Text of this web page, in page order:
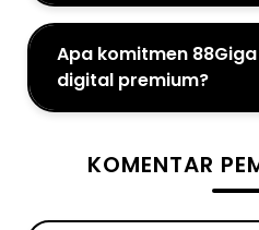
Apa komitmen
digital premium?
KOMENTAR